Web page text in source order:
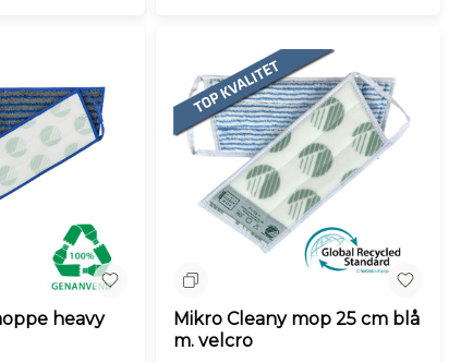
heavy
Sammenlign
Mikro Cleany mop 25 cm blå
m. velcro